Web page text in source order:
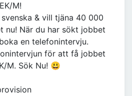
M!
& vill tjäna 40 000
nu! När du har sökt jobbet
en telefonintervju.
för att få jobbet
M. Sök Nu! 😃